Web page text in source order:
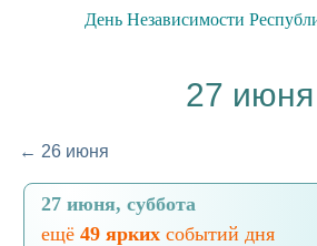
День Независимости
27 июня
← 26 июня
27 июня, суббота
ещё 49 ярких событий дня